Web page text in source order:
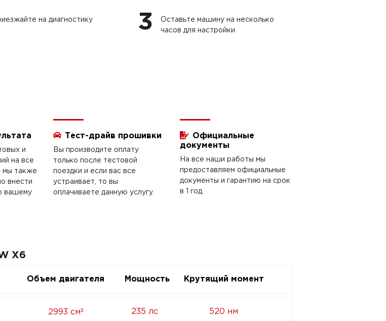
на диагностику 3
Оставьте машину на несколько
часов для настройки
и
на все
мы также
внести
вашему
Тест-драйв прошивки
Вы производите оплату
только после тестовой
поездки и если вас все
устраивает, то вы
оплачиваете данную услугу.
Официальные
документы
На все наши работы мы
предоставляем официальные
документы и гарантию на срок
в 1 год.
X6
Объем двигателя Мощность Крутящий момент
2993 см³ 235 лс 520 нм